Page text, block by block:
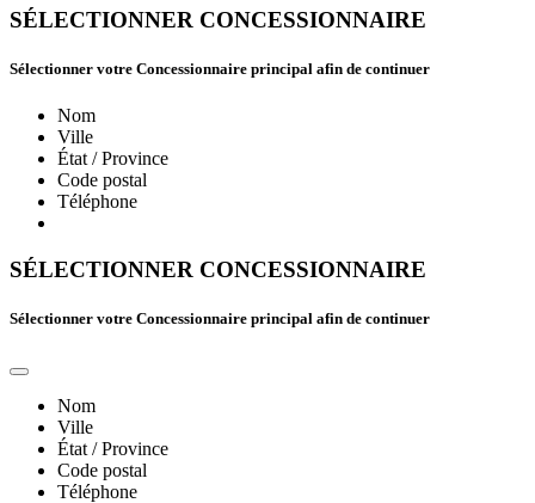
SÉLECTIONNER CONCESSIONNAIRE
Sélectionner votre Concessionnaire principal afin de continuer
Nom
Ville
État / Province
Code postal
Téléphone
SÉLECTIONNER CONCESSIONNAIRE
Sélectionner votre Concessionnaire principal afin de continuer
Nom
Ville
État / Province
Code postal
Téléphone